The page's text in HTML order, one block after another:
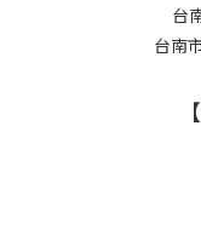
台
台南